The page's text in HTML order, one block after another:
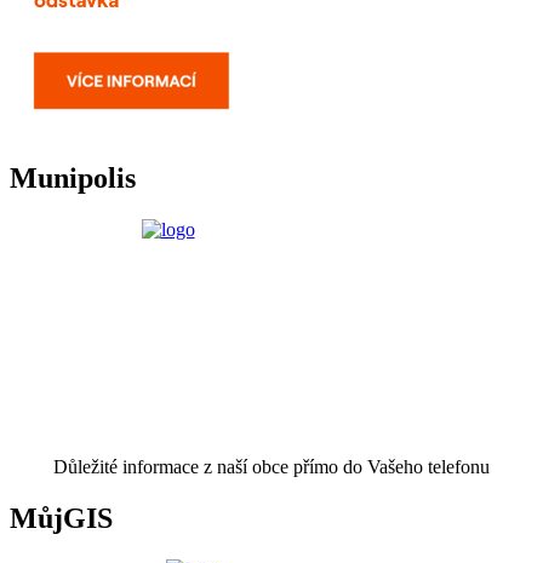
Munipolis
Důležité informace z naší obce přímo do Vašeho telefonu
MůjGIS